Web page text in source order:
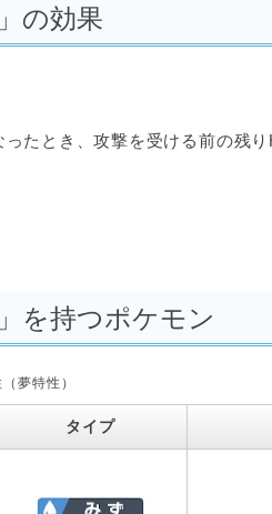
の効果
たとき、攻撃を受ける前の残
を持つポケモン
夢特性）
タイプ